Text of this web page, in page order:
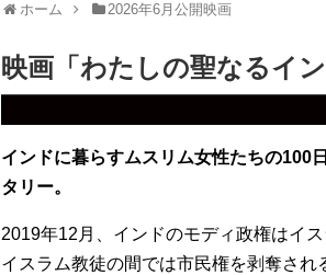
ホーム 2026年6月公開映画
映画「わたしの聖なるイ
インドに暮らすムスリム女性たちの100
タリー。
2019年12月、インドのモディ政権はイ
イスラム教徒の間では市民権を剥奪さ